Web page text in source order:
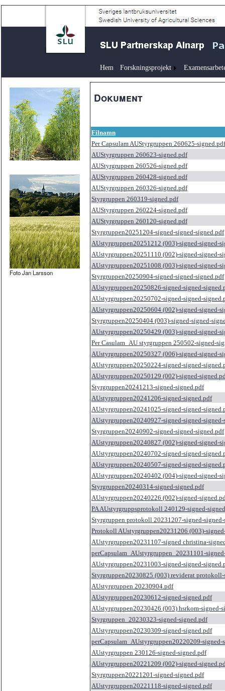
Hem Forskningsprojekt
Foto Jan Larsson
Dokument
Filnamn
Per Capsulam AUStyrgruppen 260625-signed.pdf
AUStyrgruppen 260623-signed.pdf
AUStyrgruppen 260526-signed.pdf
AUStyrgruppen 260428-signed.pdf
AUStyrgruppen 260326-signed.pdf
Styrgruppen 260319-signed.pdf
AUStyrgruppen 260224-signed.pdf
AUStyrgruppen 260120-signed.pdf
Styrgruppen20251204-signed-signed-signed.pdf
AUstyrgruppen20251212 (003)-signed-signed-
AUstyrgruppen20251110 (002)-signed-signed-
AUstyrgruppen20251008 (003)-signed-signed-
Styrgruppen20250904-signed-signed-signed.pdf
AUstyrgruppen20250826-signed-signed-
AUstyrgruppen20250702-signed-signed-
AUstyrgruppen20250604 (002)-signed-signed-
Styrgruppen20250404 (003)-signed-signed-
AUstyrgruppen20250429 (003)-signed-signed-
Per Casulam_AU styrgruppen 250502-signed-
AUstyrgruppen20250327 (006)-signed-signed-
AUstyrgruppen20250224-signed-signed-
AUstyrgruppen20250129 (002)-signed-
Styrgruppen20241213-signed-signed.pdf
AUstyrgruppen20241206-signed-signed.pdf
AUstyrgruppen20241025-signed-signed-
AUstyrgruppen20240927-signed-signed-
Styrgruppen20240902-signed-signed-signed.pdf
AUstyrgruppen20240827 (002)-signed-signed-
AUstyrgruppen20240702-signed-signed-
AUstyrgruppen20240507-signed-signed-
AUstyrgruppen20240402 (004)-signed-signed-
Styrgruppen20240314-signed-signed.pdf
AUstyrgruppen20240226 (002)-signed-
PA AUstyrgruppsprotokoll 240129-signed-
Styrgruppen protokoll 20231207-signed-
Protokoll AUstyrgruppen20231206 (003)-
AUstyrgruppen20231107-signed christina-
perCapsulam_AUstyrgruppen_20231101-
AUstyrgruppen20231003-signed-signed-
Styrgruppen20230825 (003) reviderat
AUstyrgruppen 20230904.pdf
AUstyrgruppen20230612-signed-signed.pdf
AUstyrgruppen20230426 (003) hsrkom-signed-
Styrgruppen_20230323-signed-signed.pdf
AUstyrgruppen20230309-signed-signed.pdf
perCapsulam_AUstyrgruppen20220209-signed-
AUstyrgruppen 230126-signed-signed.pdf
AUstyrgruppen20221209 (002)-signed-
Styrgruppen20221201-signed-signed.pdf
AUstyrgruppen20221118-signed-signed.pdf